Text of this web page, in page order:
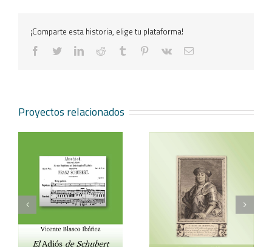
¡Comparte esta historia, elige tu plataforma!
facebooktwitterlinkedinreddit tumblr pinterest
vk
Correo
Proyectos relacionados
Vicente Blasco Ibáñez,
Hugo de Moncada
Aventura veneciana y
otros cuentos